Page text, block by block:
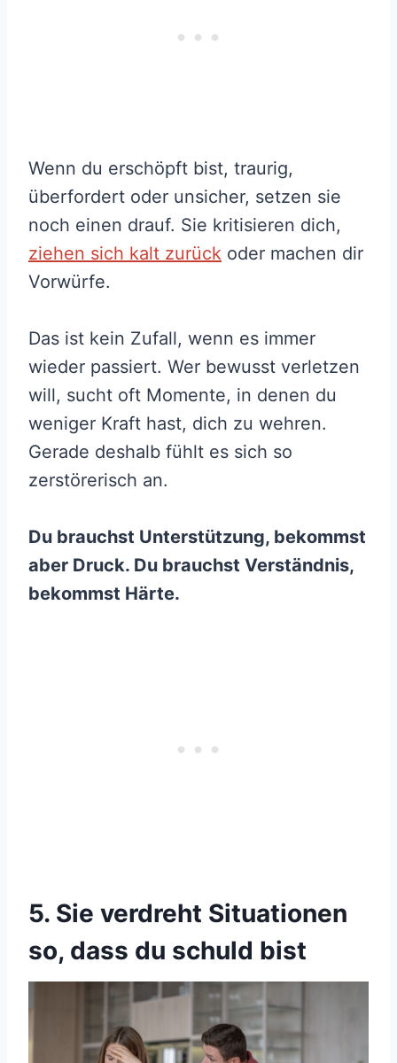
Wenn du erschöpft bist, traurig,
überfordert oder unsicher, setzen sie
noch einen drauf. Sie kritisieren dich,
ziehen sich kalt zurück oder machen dir
Vorwürfe.
Das ist kein Zufall, wenn es immer
wieder passiert. Wer bewusst verletzen
will, sucht oft Momente, in denen du
weniger Kraft hast, dich zu wehren.
Gerade deshalb fühlt es sich so
zerstörerisch an.
Du brauchst Unterstützung, bekommst
aber Druck. Du brauchst Verständnis,
bekommst Härte.
5. Sie verdreht Situationen
so, dass du schuld bist